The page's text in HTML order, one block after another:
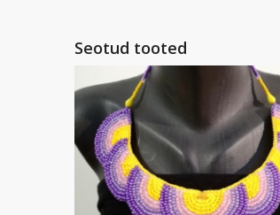
Seotud tooted